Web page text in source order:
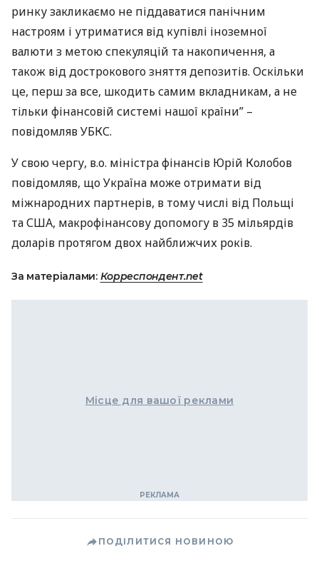
ринку закликаємо не піддаватися панічним
настроям і утриматися від купівлі іноземної
валюти з метою спекуляцій та накопичення, а
також від дострокового зняття депозитів. Оскільки
це, перш за все, шкодить самим вкладникам, а не
тільки фінансовій системі нашої країни” –
повідомлявУБКС.
У свою чергу, в.о. міністра фінансів Юрій Колобов
повідомляв, що Україна може отримати від
міжнародних партнерів, в тому числі від Польщі
таСША, макрофінансову допомогу в 35 мільярдів
доларів протягом двох найближчих років.
За матеріалами: Корреспондент.net
Місце для вашої реклами
ПОДІЛИТИСЯ НОВИНОЮ